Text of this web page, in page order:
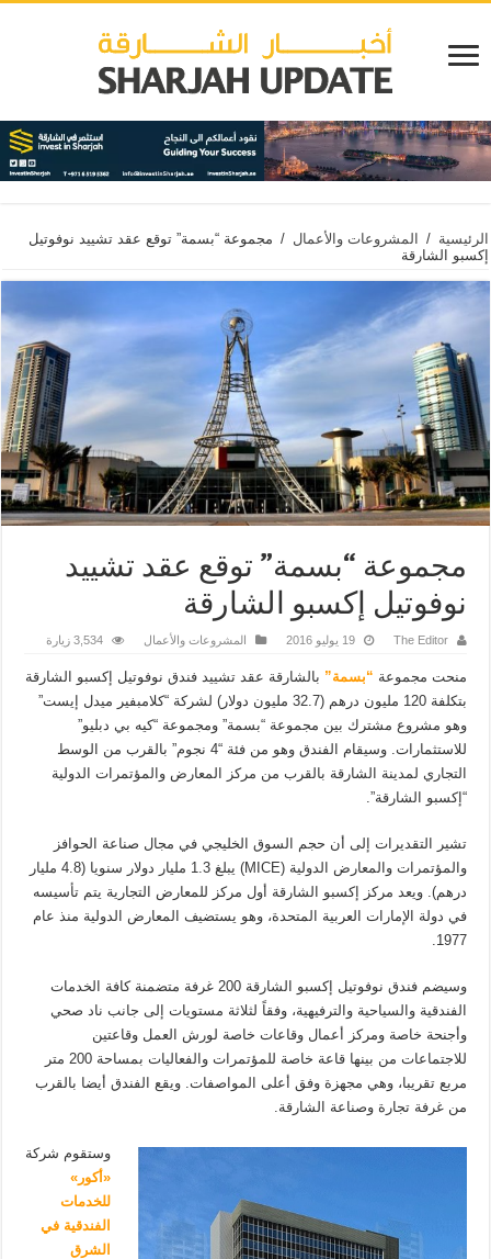
الرئيسية / المشروعات والأعمال / مجموعة “بسمة” توقع عقد تشييد نوفوتيل
إكسبو الشارقة
مجموعة “بسمة” توقع عقد تشييد
نوفوتيل إكسبو الشارقة
The Editor 19 يوليو 2016 المشروعات والأعمال 3,534 زيارة
منحت مجموعة “بسمة” بالشارقة عقد تشييد فندق نوفوتيل إكسبو الشارقة
بتكلفة 120 مليون درهم (32.7 مليون دولار) لشركة “كلامبفير ميدل إيست”
وهو مشروع مشترك بين مجموعة “بسمة” ومجموعة “كيه بي دبليو”
للاستثمارات. وسيقام الفندق وهو من فئة “4 نجوم” بالقرب من الوسط
التجاري لمدينة الشارقة بالقرب من مركز المعارض والمؤتمرات الدولية
“إكسبو الشارقة”.
تشير التقديرات إلى أن حجم السوق الخليجي في مجال صناعة الحوافز
والمؤتمرات والمعارض الدولية (MICE) يبلغ 1.3 مليار دولار سنويا (4.8 مليار
درهم). ويعد مركز إكسبو الشارقة أول مركز للمعارض التجارية يتم تأسيسه
في دولة الإمارات العربية المتحدة، وهو يستضيف المعارض الدولية منذ عام
1977.
وسيضم فندق نوفوتيل إكسبو الشارقة 200 غرفة متضمنة كافة الخدمات
الفندقية والسياحية والترفيهية، وفقاً لثلاثة مستويات إلى جانب ناد صحي
وأجنحة خاصة ومركز أعمال وقاعات خاصة لورش العمل وقاعتين
للاجتماعات من بينها قاعة خاصة للمؤتمرات والفعاليات بمساحة 200 متر
مربع تقريبا، وهي مجهزة وفق أعلى المواصفات. ويقع الفندق أيضا بالقرب
من غرفة تجارة وصناعة الشارقة.
وستقوم شركة
«أكور»
للخدمات
الفندقية في
الشرق